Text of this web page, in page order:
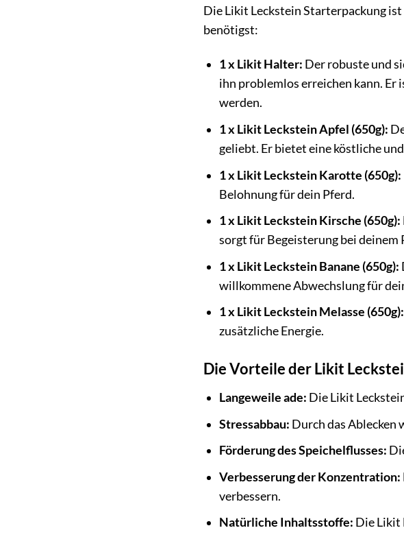
Die Likit Leckstein Starterpackung
benötigst:
1 x Likit Halter: Der robuste und
ihn problemlos erreichen kann. Er
werden.
1 x Likit Leckstein Apfel (650g):
geliebt. Er bietet eine köstliche
1 x Likit Leckstein Karotte (650g):
Belohnung für dein Pferd.
1 x Likit Leckstein Kirsche (650g):
sorgt für Begeisterung bei deinem
1 x Likit Leckstein Banane (650g):
willkommene Abwechslung für
1 x Likit Leckstein Melasse (650g):
zusätzliche Energie.
Die Vorteile der Likit
Langeweile ade: Die Likit
Stressabbau: Durch das Ablecken
Förderung des Speichelflusses:
Verbesserung der Konzentration:
verbessern.
Natürliche Inhaltsstoffe: Die Likit